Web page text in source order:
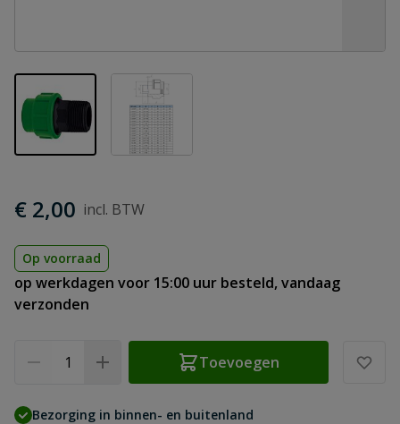
View larger imageView larger image
€ 2,00
Op voorraad
op werkdagen voor 15:00 uur besteld, vandaag
verzonden
Toevoegen
Bezorging in binnen- en buitenland